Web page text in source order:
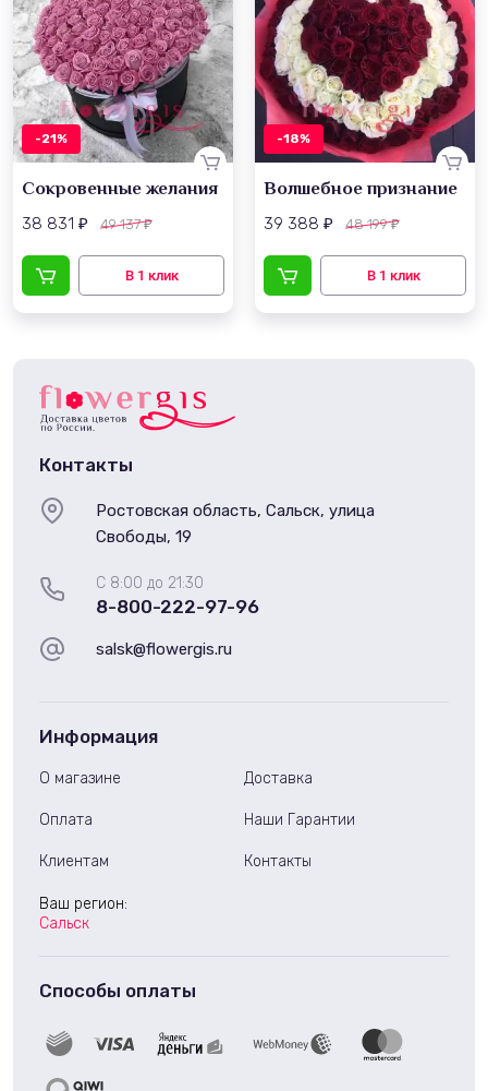
-21%
Сокровенные желания
38 831 ₽ 49 137₽
-18%
Волшебное признание
39 388 ₽ 48 199₽
Контакты
С 8:00 до 21:30
8-800-222-97-96
Ростовская область, Сальск, улица
Свободы, 19
salsk@flowergis.ru
Информация
О магазине Доставка
Оплата Наши Гарантии
Клиентам Контакты
Ваш регион:
Сальск
Способы оплаты